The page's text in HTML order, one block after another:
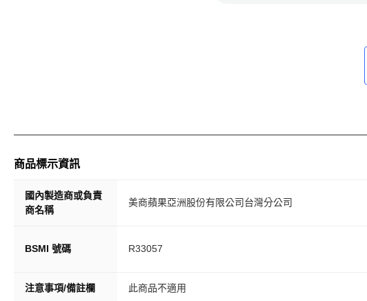
商品標示資訊
國內製造商或負責
商名稱
美商蘋果亞洲股份有限公司台灣分公司
BSMI 號碼 R33057
注意事項/備註欄 此商品不適用